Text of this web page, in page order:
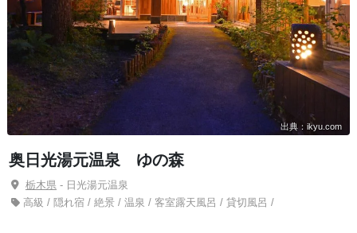
出典：ikyu.com
奥日光湯元温泉 ゆの森
栃木県- 日光湯元温泉
高級 / 隠れ宿 / 絶景 / 温泉 / 客室露天風呂 / 貸切風呂 /